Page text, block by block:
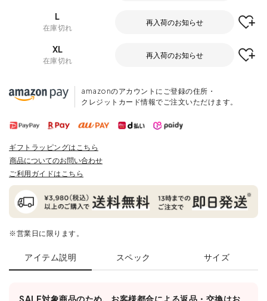
L
在庫切れ
再入荷のお知らせ
XL
在庫切れ
再入荷のお知らせ
amazonのアカウントにご登録の住所・
クレジットカード情報でご注文いただけます。
ギフトラッピングはこちら
商品についてのお問い合わせ
ご利用ガイドはこちら
※営業日に限ります。
アイテム説明 スペック サイズ
SALE対象商品のため、お客様都合による返品・交換はお